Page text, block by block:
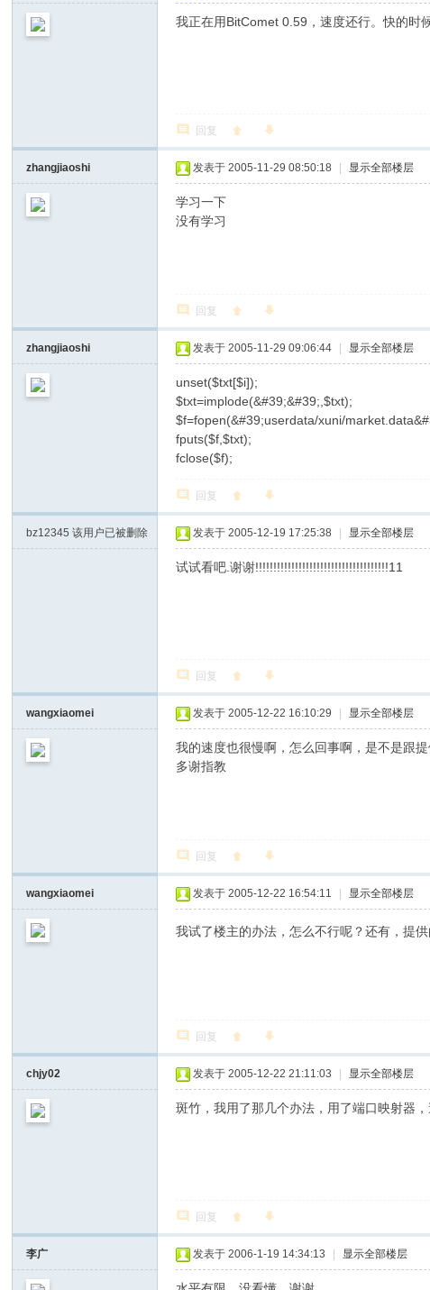
我正在用BitComet 0.59，速度还行。快的时
回复
zhangjiaoshi 发表于 2005-11-29 08:50:18 显示全部楼层
学习一下
没有学习
回复
zhangjiaoshi 发表于 2005-11-29 09:06:44 显示全部楼层
unset($txt[$i]);
$txt=implode(&#39;&#39;,$txt);
$f=fopen(&#39;userdata/xuni/
fputs($f,$txt);
fclose($f);
回复
bz12345该用户已被删除 发表于 2005-12-19 17:25:38 显示全部楼层
试试看吧.谢谢!!!!!!!!!!!!!!!!!!!!!!!!!!!!!!!!!!!!!11
回复
wangxiaomei 发表于 2005-12-22 16:10:29 显示全部楼层
我的速度也很慢啊，怎么回事啊，是不是跟
多谢指教
回复
wangxiaomei 发表于 2005-12-22 16:54:11 显示全部楼层
我试了楼主的办法，怎么不行呢？还有，提
回复
chjy02 发表于 2005-12-22 21:11:03 显示全部楼层
斑竹，我用了那几个办法，用了端口映射器
回复
李广 发表于 2006-1-19 14:34:13 显示全部楼层